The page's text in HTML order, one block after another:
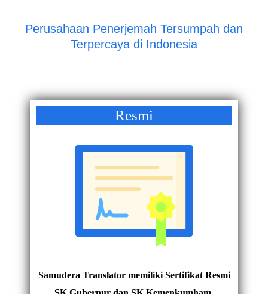
Perusahaan Penerjemah Tersumpah dan
Terpercaya di Indonesia
Resmi
Samudera Translator memiliki Sertifikat Resmi